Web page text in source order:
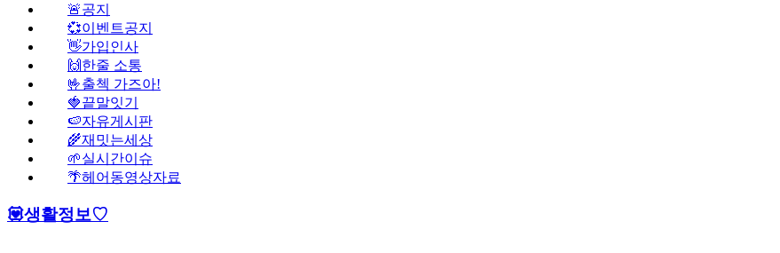
🚨공지
💞이벤트공지
👋가입인사
🙌한줄 소통
🤟출첵 가즈아!
🍓끝말잇기
🍉자유게시판
🌾재밋는세상
🌱실시간이슈
🌴헤어동영상자료
💟생활정보♡